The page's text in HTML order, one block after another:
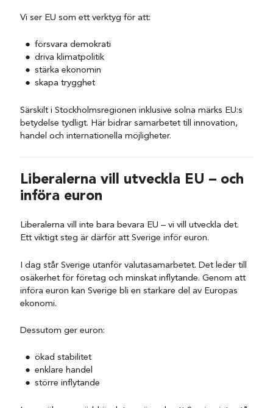
Vi ser EU som ett verktyg för att:
försvara demokrati
driva klimatpolitik
stärka ekonomin
skapa trygghet
Särskilt i Stockholmsregionen inklusive solna märks EU:s
betydelse tydligt. Här bidrar samarbetet till innovation,
handel och internationella möjligheter.
Liberalerna vill utveckla EU – och
införa euron
Liberalerna vill inte bara bevara EU – vi vill utveckla det.
Ett viktigt steg är därför att Sverige inför euron.
I dag står Sverige utanför valutasamarbetet. Det leder till
osäkerhet för företag och minskat inflytande. Genom att
införa euron kan Sverige bli en starkare del av Europas
ekonomi.
Dessutom ger euron:
ökad stabilitet
enklare handel
större inflytande